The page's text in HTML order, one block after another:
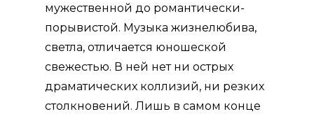
мужественной до романтически-
порывистой. Музыка жизнелюбива,
светла, отличается юношеской
свежестью. В ней нет ни острых
драматических коллизий, ни резких
столкновений. Лишь в самом конце